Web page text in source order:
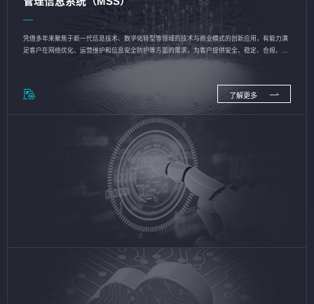
凭借多年来聚焦于新一代信息技术、数字化转型等领域的技术与商业模式的创新应用，有能力满
足客户在网络优化、运营维护和信息安全防护等方面的需求，为客户提供安全、稳定、合规、持
了解更多